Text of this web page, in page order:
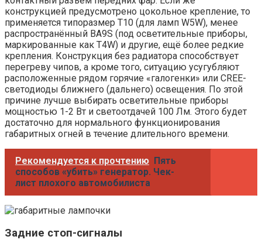
конструкцией предусмотрено цокольное крепление, то
применяется типоразмер T10 (для ламп W5W), менее
распространённый BA9S (под осветительные приборы,
маркированные как T4W) и другие, ещё более редкие
крепления. Конструкция без радиатора способствует
перегреву чипов, а кроме того, ситуацию усугубляют
расположенные рядом горячие «галогенки» или CREE-
светодиоды ближнего (дальнего) освещения. По этой
причине лучше выбирать осветительные приборы
мощностью 1-2 Вт и светоотдачей 100 Лм. Этого будет
достаточно для нормального функционирования
габаритных огней в течение длительного времени.
Рекомендуется к прочтению Пять
способов «убить» генератор. Чек-
лист плохого автомобилиста
Задние стоп-сигналы